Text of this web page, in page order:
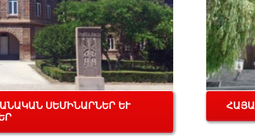
ՍԵՄԻՆԱՐՆԵՐ ԵՒ Ճ